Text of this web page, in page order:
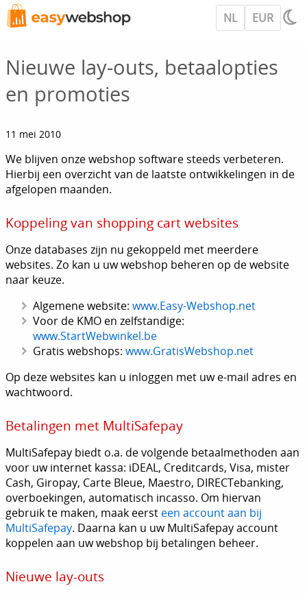
NL EUR
Nieuwe lay-outs, betaalopties
en promoties
11 mei 2010
We blijven onze webshop software steeds verbeteren.
Hierbij een overzicht van de laatste ontwikkelingen in de
afgelopen maanden.
Koppeling van shopping cart websites
Onze databases zijn nu gekoppeld met meerdere
websites. Zo kan u uw webshop beheren op de website
naar keuze.
Algemene website: www.Easy-Webshop.net
Voor de KMO en zelfstandige:
www.StartWebwinkel.be
Gratis webshops: www.GratisWebshop.net
Op deze websites kan u inloggen met uw e-mail adres en
wachtwoord.
Betalingen met MultiSafepay
MultiSafepay biedt o.a. de volgende betaalmethoden aan
voor uw internet kassa: iDEAL, Creditcards, Visa, mister
Cash, Giropay, Carte Bleue, Maestro, DIRECTebanking,
overboekingen, automatisch incasso. Om hiervan
gebruik te maken, maak eerst een account aan bij
MultiSafepay. Daarna kan u uw MultiSafepay account
koppelen aan uw webshop bij betalingen beheer.
Nieuwe lay-outs